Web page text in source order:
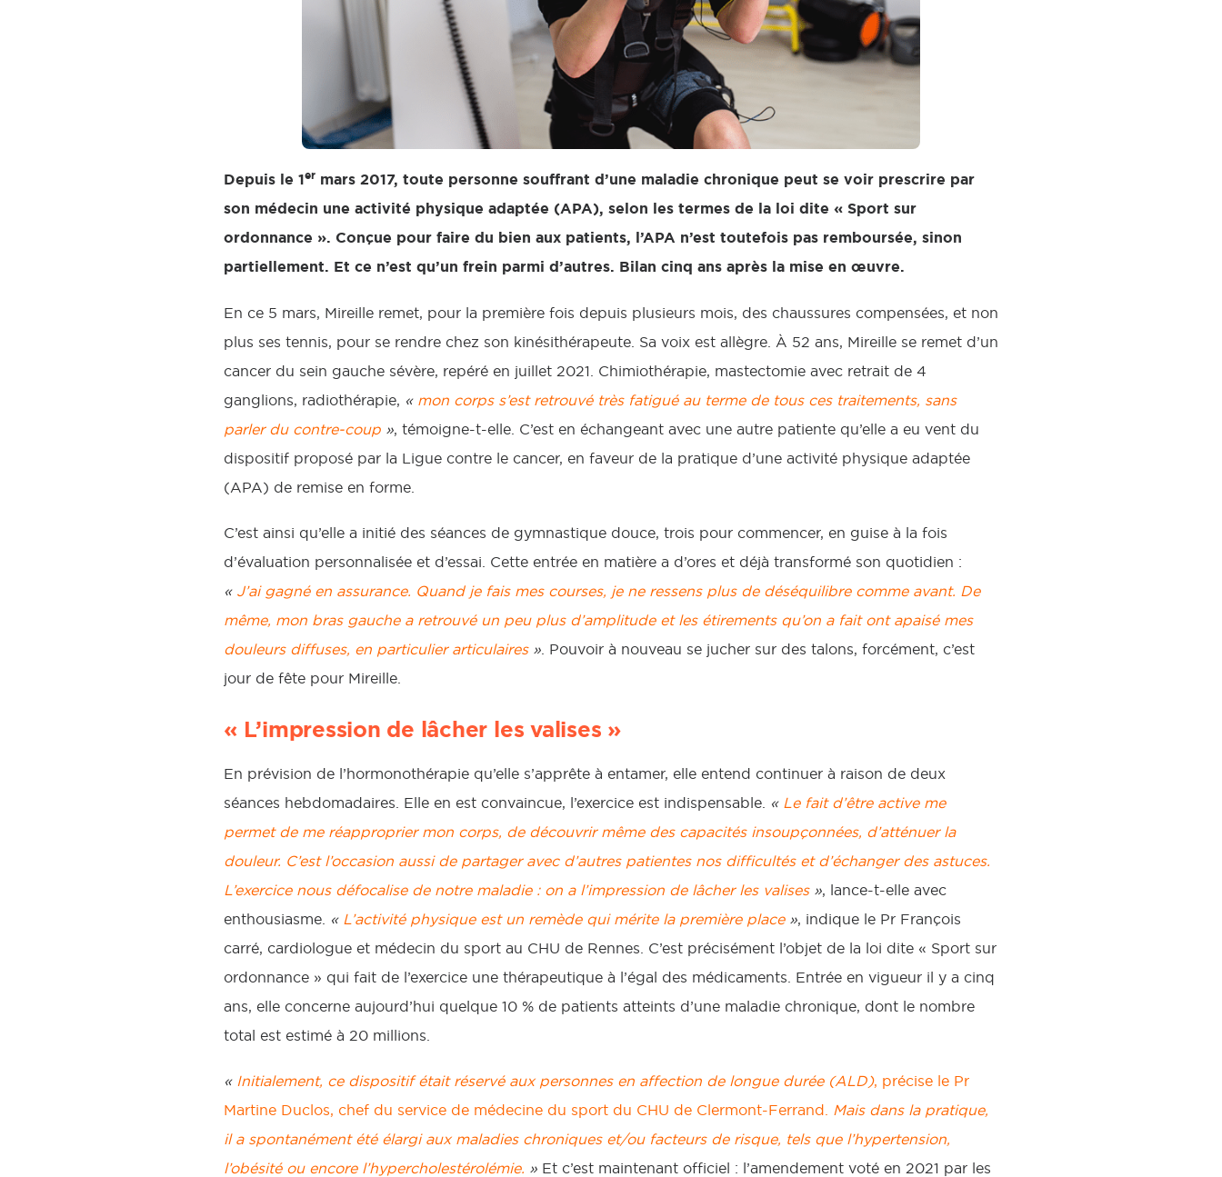
Depuis le 1er mars 2017, toute personne souffrant d’une maladie chronique peut se voir prescrire par
son médecin une activité physique adaptée (APA), selon les termes de la loi dite « Sport sur
ordonnance ». Conçue pour faire du bien aux patients, l’APA n’est toutefois pas remboursée, sinon
partiellement. Et ce n’est qu’un frein parmi d’autres. Bilan cinq ans après la mise en œuvre.
En ce 5 mars, Mireille remet, pour la première fois depuis plusieurs mois, des chaussures compensées, et non
plus ses tennis, pour se rendre chez son kinésithérapeute. Sa voix est allègre. À 52 ans, Mireille se remet d’un
cancer du sein gauche sévère, repéré en juillet 2021. Chimiothérapie, mastectomie avec retrait de 4
ganglions, radiothérapie, « mon corps s’est retrouvé très fatigué au terme de tous ces traitements, sans
parler du contre-coup », témoigne-t-elle. C’est en échangeant avec une autre patiente qu’elle a eu vent du
dispositif proposé par la Ligue contre le cancer, en faveur de la pratique d’une activité physique adaptée
(APA) de remise en forme.
C’est ainsi qu’elle a initié des séances de gymnastique douce, trois pour commencer, en guise à la fois
d’évaluation personnalisée et d’essai. Cette entrée en matière a d’ores et déjà transformé son quotidien :
«J’ai gagné en assurance. Quand je fais mes courses, je ne ressens plus de déséquilibre comme avant. De
même, mon bras gauche a retrouvé un peu plus d’amplitude et les étirements qu’on a fait ont apaisé mes
douleurs diffuses, en particulier articulaires» . Pouvoir à nouveau se jucher sur des talons, forcément, c’est
jour de fête pour Mireille.
« L’impression de lâcher les valises »
En prévision de l’hormonothérapie qu’elle s’apprête à entamer, elle entend continuer à raison de deux
séances hebdomadaires. Elle en est convaincue, l’exercice est indispensable.
« Le fait d’être active me
permet de me réapproprier mon corps, de découvrir même des capacités insoupçonnées, d’atténuer la
douleur. C’est l’occasion aussi de partager avec d’autres patientes nos difficultés et d’échanger des astuces.
L’exercice nous défocalise de notre maladie : on a l’impression de lâcher les valises », lance-t-elle avec
enthousiasme.
« L’activité physique est un remède qui mérite la première place», indique le Pr François
carré, cardiologue et médecin du sport au CHU de Rennes. C’est précisément l’objet de la loi dite « Sport sur
ordonnance » qui fait de l’exercice une thérapeutique à l’égal des médicaments. Entrée en vigueur il y a cinq
ans, elle concerne aujourd’hui quelque 10 % de patients atteints d’une maladie chronique, dont le nombre
total est estimé à 20 millions.
«Initialement, ce dispositif était réservé aux personnes en affection de longue durée (ALD), précise le Pr
Martine Duclos, chef du service de médecine du sport du CHU de Clermont-Ferrand.
Mais dans la pratique,
il a spontanément été élargi aux maladies chroniques et/ou facteurs de risque, tels que l’hypertension,
l’obésité ou encore l’hypercholestérolémie. » Et c’est maintenant officiel : l’amendement voté en 2021 par les